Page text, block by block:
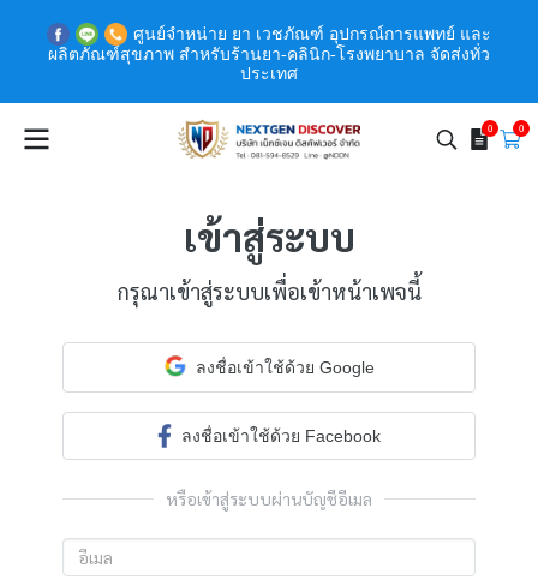
ศูนย์จำหน่าย ยา เวชภัณฑ์ อุปกรณ์การแพทย์ และ
ผลิตภัณฑ์สุขภาพ สำหรับร้านยา-คลินิก-โรงพยาบาล จัดส่งทั่ว
ประเทศ
0 0
เข้าสู่ระบบ
กรุณาเข้าสู่ระบบเพื่อเข้าหน้าเพจนี้
ลงชื่อเข้าใช้ด้วย Google
ลงชื่อเข้าใช้ด้วย Facebook
หรือเข้าสู่ระบบผ่านบัญชีอีเมล